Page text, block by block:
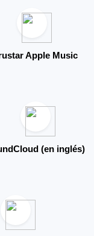
Apple Music
(en inglés)